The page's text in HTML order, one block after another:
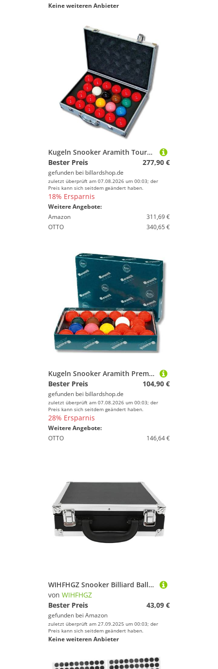
Keine weiteren Anbieter
Kugeln Snooker Aramith Tournament 1-G 52,4mm inkl. Koffer
Bester Preis
277,90 €
gefunden bei billardshop.de
zuletzt überprüft am 07.08.2026 um 00:03; der
Preis kann sich seitdem geändert haben.
18% Ersparnis
Weitere Angebote:
Amazon
311,69 €
OTTO
340,65 €
Kugeln Snooker Aramith Premier 52,4mm
Bester Preis
104,90 €
gefunden bei billardshop.de
zuletzt überprüft am 07.08.2026 um 00:03; der
Preis kann sich seitdem geändert haben.
28% Ersparnis
Weitere Angebote:
OTTO
146,64 €
WIHFHGZ Snooker Billiard Balls Aufbewahrungsbox, Pool Zubehör, Tragetasche mit Griff, Schaumpolster, 16 Kugeln - Leicht Und Tragbar, Sicher Verschließbar Mit Edelstahlverschlüssen, Für
von WIHFHGZ
Bester Preis
43,09 €
gefunden bei Amazon
zuletzt überprüft am 27.09.2025 um 00:03; der
Preis kann sich seitdem geändert haben.
Keine weiteren Anbieter